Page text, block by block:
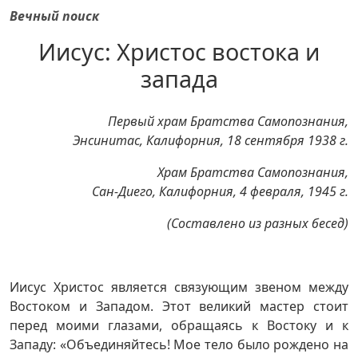
Вечный поиск
Иисус: Христос востока и
запада
Первый храм Братства Самопознания,
Энсинитас, Калифорния, 18 сентября 1938 г.
Храм Братства Самопознания,
Сан-Диего, Калифорния, 4 февраля, 1945 г.
(Составлено из разных бесед)
Иисус Христос является связующим звеном между
Востоком и Западом. Этот великий мастер стоит
перед моими глазами, обращаясь к Востоку и к
Западу: «Объединяйтесь! Мое тело было рождено на